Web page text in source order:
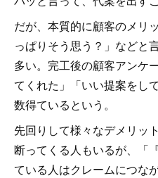
だが、本質的に顧客のメリ
っぱりそう思う？」などと
多い。完工後の顧客アンケ
てくれた」「いい提案をし
数得ているという。
先回りして様々なデメリッ
断ってくる人もいるが、「
ている人はクレームにつな